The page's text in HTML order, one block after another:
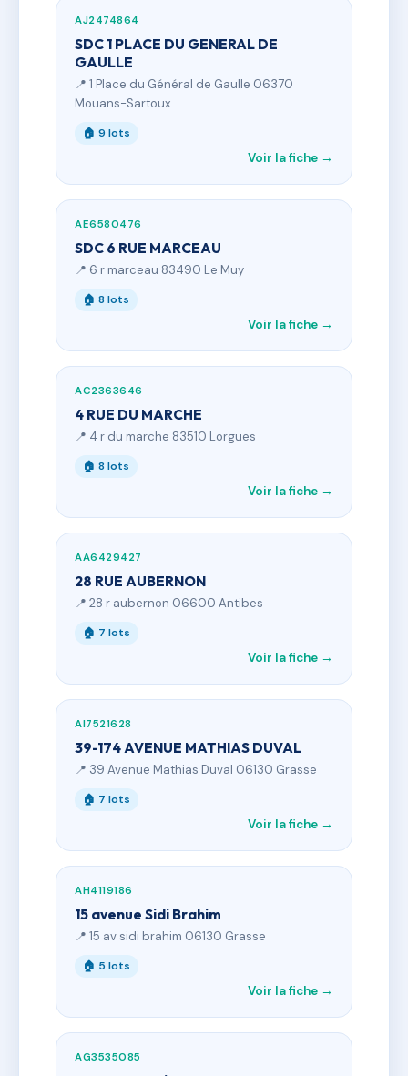
AJ2474864
SDC 1 PLACE DU GENERAL DE
GAULLE
📍 1 Place du Général de Gaulle 06370
Mouans-Sartoux
🏠 9 lots
Voir la fiche →
AE6580476
SDC 6 RUE MARCEAU
📍 6 r marceau 83490 Le Muy
🏠 8 lots
Voir la fiche →
AC2363646
4 RUE DU MARCHE
📍 4 r du marche 83510 Lorgues
🏠 8 lots
Voir la fiche →
AA6429427
28 RUE AUBERNON
📍 28 r aubernon 06600 Antibes
🏠 7 lots
Voir la fiche →
AI7521628
39-174 AVENUE MATHIAS DUVAL
📍 39 Avenue Mathias Duval 06130 Grasse
🏠 7 lots
Voir la fiche →
AH4119186
15 avenue Sidi Brahim
📍 15 av sidi brahim 06130 Grasse
🏠 5 lots
Voir la fiche →
AG3535085